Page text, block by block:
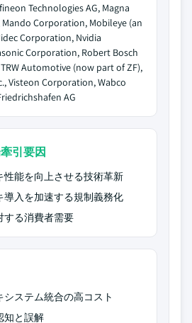
Technologies AG, Magna
Corporation, Mobileye (an
Corporation, Nvidia
Corporation, Robert Bosch
Automotive (now part of ZF),
Visteon Corporation, Wabco
AG
引要因
性能を向上させる技術革新
導入を加速する規制義務化
する消費者需要
システム統合の高コスト
知と誤解